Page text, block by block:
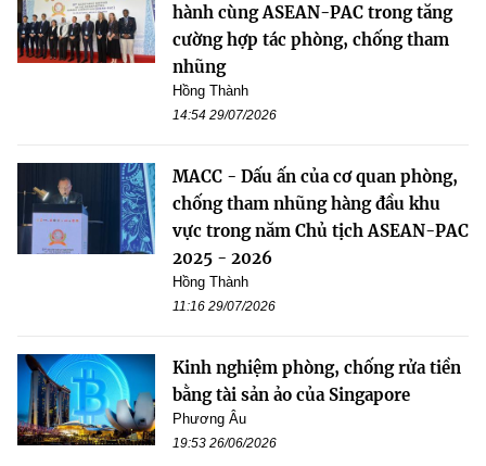
hành cùng ASEAN-PAC trong tăng
cường hợp tác phòng, chống tham
nhũng
Hồng Thành
14:54 29/07/2026
MACC - Dấu ấn của cơ quan phòng,
chống tham nhũng hàng đầu khu
vực trong năm Chủ tịch ASEAN-PAC
2025 - 2026
Hồng Thành
11:16 29/07/2026
Kinh nghiệm phòng, chống rửa tiền
bằng tài sản ảo của Singapore
Phương Âu
19:53 26/06/2026